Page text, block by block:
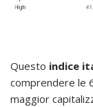
Questo indice
comprendere le
maggior